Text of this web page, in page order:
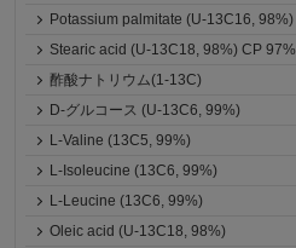
Potassium palmitate (U-13C16, 98%)
Stearic acid (U-13C18, 98%) CP 97%
酢酸ナトリウム(1-13C)
D-グルコース (U-13C6, 99%)
L-Valine (13C5, 99%)
L-Isoleucine (13C6, 99%)
L-Leucine (13C6, 99%)
Oleic acid (U-13C18, 98%)